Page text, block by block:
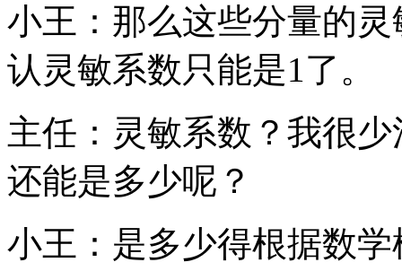
小王：那么这些分量的
认灵敏系数只能是1了。
主任：灵敏系数？我很
还能是多少呢？
小王：是多少得根据数